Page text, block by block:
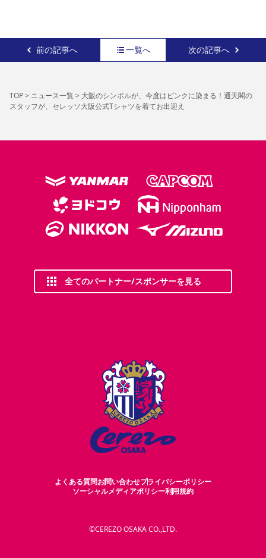
前の記事へ 一覧へ 次の記事へ
TOP> ニュース一覧> 大阪のシンボルが、今度はピンクに染まる！通天閣の
スタッフが、セレッソ大阪公式Tシャツを着てお出迎え
全てのパートナー/スポンサーを見る
よくある質問お問い合わせプライバシーポリシー
ソーシャルメディアポリシー利用規約
©CEREZO OSAKA CO.,LTD.